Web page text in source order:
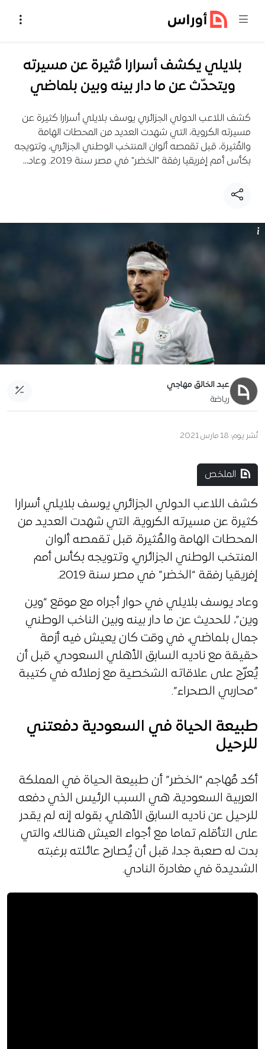
بلايلي يكشف أسرارا مُثيرة عن مسيرته
ويتحدّث عن ما دار بينه وبين بلماضي
كشف اللاعب الدولي الجزائري يوسف بلايلي أسرارا كثيرة عن
مسيرته الكروية، التي شهدت العديد من المحطات الهامة
والمُثيرة، قبل تقمصه ألوان المنتخب الوطني الجزائري، وتتويجه
بكأس أمم إفريقيا رفقة "الخضر" في مصر سنة 2019. وعاد…
عبد الخالق مهاجي
رياضة
نُشر يوم: 18 مارس 2021
الملخص
كشف اللاعب الدولي الجزائري يوسف بلايلي أسرارا
كثيرة عن مسيرته الكروية، التي شهدت العديد من
المحطات الهامة والمُثيرة، قبل تقمصه ألوان
المنتخب الوطني الجزائري، وتتويجه بكأس أمم
إفريقيا رفقة “الخضر” في مصر سنة 2019.
وعاد يوسف بلايلي في حوار أجراه مع موقع “وين
وين”، للحديث عن ما دار بينه وبين الناخب الوطني
جمال بلماضي، في وقت كان يعيش فيه أزمة
حقيقة مع ناديه السابق الأهلي السعودي، قبل أن
يُعرّج على علاقاته الشخصية مع زملائه في كتيبة
“محاربي الصحراء”.
طبيعة الحياة في السعودية دفعتني
للرحيل
أكد مُهاجم “الخضر” أن طبيعة الحياة في المملكة
العربية السعودية، هي السبب الرئيس الذي دفعه
للرحيل عن ناديه السابق الأهلي، بقوله إنه لم يقدر
على التأقلم تماما مع أجواء العيش هنالك، والتي
بدت له صعبة جدا، قبل أن يُصارح عائلته برغبته
الشديدة في مغادرة النادي.